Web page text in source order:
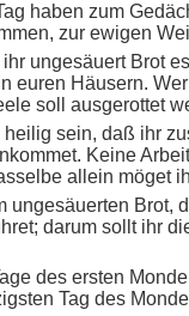
haben zum
zur ewigen
ungesäuert Brot
euren Häusern.
soll ausgerottet
heilig sein, daß ihr
Keine
allein möget
ungesäuerten Brot,
darum sollt ihr
des ersten
Tag des